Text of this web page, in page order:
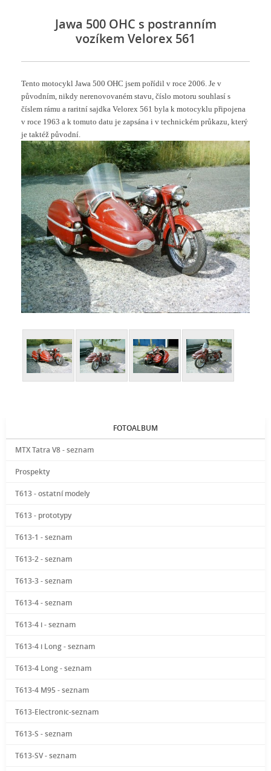
Jawa 500 OHC s postranním
vozíkem Velorex 561
Tento motocykl Jawa 500 OHC jsem pořídil v roce 2006. Je v
původním, nikdy nerenovovaném stavu, číslo motoru souhlasí s
číslem rámu a raritní sajdka Velorex 561 byla k motocyklu připojena
v roce 1963 a k tomuto datu je zapsána i v technickém průkazu, který
je taktéž původní.
FOTOALBUM
MTX Tatra V8 - seznam
Prospekty
T613 - ostatní modely
T613 - prototypy
T613-1 - seznam
T613-2 - seznam
T613-3 - seznam
T613-4 - seznam
T613-4 i - seznam
T613-4 i Long - seznam
T613-4 Long - seznam
T613-4 M95 - seznam
T613-Electronic-seznam
T613-S - seznam
T613-SV - seznam